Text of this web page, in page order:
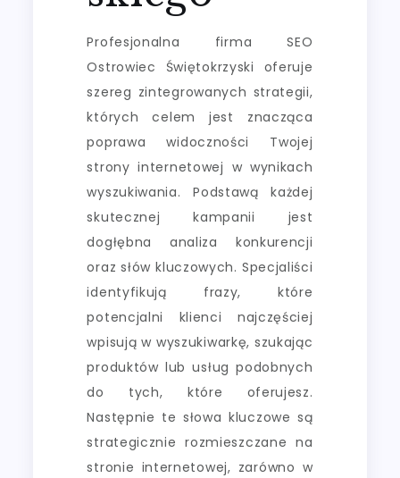
Profesjonalna firma SEO
Ostrowiec Świętokrzyski oferuje
szereg zintegrowanych strategii,
których celem jest znacząca
poprawa widoczności Twojej
strony internetowej w wynikach
wyszukiwania. Podstawą każdej
skutecznej kampanii jest
dogłębna analiza konkurencji
oraz słów kluczowych. Specjaliści
identyfikują frazy, które
potencjalni klienci najczęściej
wpisują w wyszukiwarkę, szukając
produktów lub usług podobnych
do tych, które oferujesz.
Następnie te słowa kluczowe są
strategicznie rozmieszczane na
stronie internetowej, zarówno w